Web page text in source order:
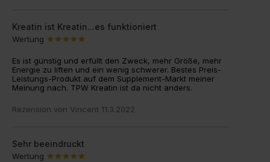
Kreatin ist Kreatin...es funktioniert
Wertung
Es ist günstig und erfüllt den Zweck, mehr Größe, mehr
Energie zu liften und ein wenig schwerer. Bestes Preis-
Leistungs-Produkt auf dem Supplement-Markt meiner
Meinung nach. TPW Kreatin ist da nicht anders.
Rezension von Vincent 11.3.2022
Sehr beeindruckt
Wertung